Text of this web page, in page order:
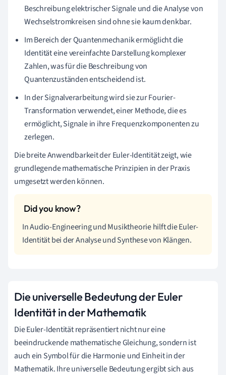
Beschreibung elektrischer Signale und die Analyse von
Wechselstromkreisen sind ohne sie kaum denkbar.
Im Bereich der Quantenmechanik ermöglicht die
Identität eine vereinfachte Darstellung komplexer
Zahlen, was für die Beschreibung von
Quantenzuständen entscheidend ist.
In der Signalverarbeitung wird sie zur Fourier-
Transformation verwendet, einer Methode, die es
ermöglicht, Signale in ihre Frequenzkomponenten zu
zerlegen.
Die breite Anwendbarkeit der Euler-Identität zeigt, wie
grundlegende mathematische Prinzipien in der Praxis
umgesetzt werden können.
In Audio-Engineering und Musiktheorie hilft die Euler-
Identität bei der Analyse und Synthese von Klängen.
Die universelle Bedeutung der Euler
Identität in der Mathematik
Die Euler-Identität repräsentiert nicht nur eine
beeindruckende mathematische Gleichung, sondern ist
auch ein Symbol für die Harmonie und Einheit in der
Mathematik. Ihre universelle Bedeutung ergibt sich aus